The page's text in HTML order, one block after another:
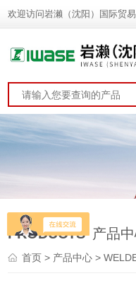
欢迎访问岩濑（沈阳）国际贸
PRODUCTS 产品
首页> 产品中心 >